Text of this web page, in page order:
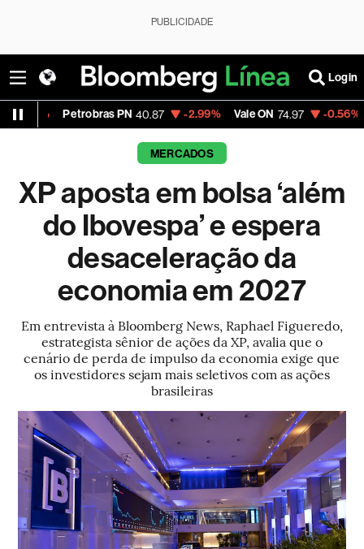
PUBLICIDADE
Login
Petrobras PN 40.87 -2.99% Vale ON 74.97 -0.56% Itaú PN
MERCADOS
XP aposta em bolsa ‘além
do Ibovespa’ e espera
desaceleração da
economia em 2027
Em entrevista à Bloomberg News, Raphael Figueredo,
estrategista sênior de ações da XP, avalia que o
cenário de perda de impulso da economia exige que
os investidores sejam mais seletivos com as ações
brasileiras